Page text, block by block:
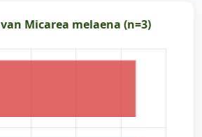
Micarea melaena (n=3)